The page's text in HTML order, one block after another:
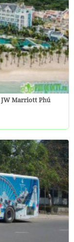
JW Marriott Phú